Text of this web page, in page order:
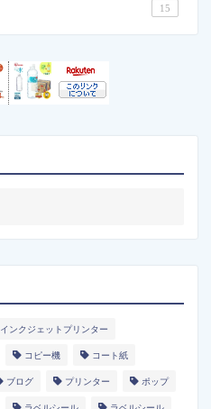
15
インクジェットプリンター
コピー機 コート紙
ブログ プリンター ポップ